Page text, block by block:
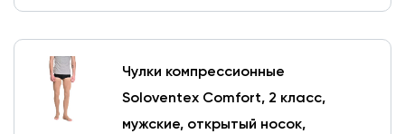
Чулки компрессионные
Soloventex Comfort, 2 класс,
мужские, открытый носок,